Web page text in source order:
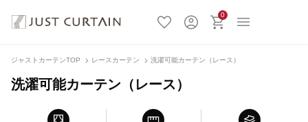
0
ジャストカーテンTOP レースカーテン 洗濯可能カーテン（レース）
洗濯可能カーテン（レース）